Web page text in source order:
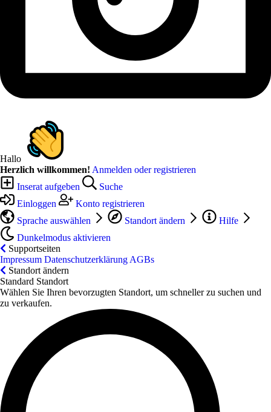
Hallo
Herzlich willkommen! Anmelden oder registrieren
Inserat aufgeben
Suche
Einloggen
Konto registrieren
Sprache auswählen
Standort ändern
Hilfe
Dunkelmodus aktivieren
Supportseiten
Impressum Datenschutzerklärung AGBs
Standort ändern
Standard Standort
Wählen Sie Ihren bevorzugten Standort, um schneller zu suchen und
zu verkaufen.